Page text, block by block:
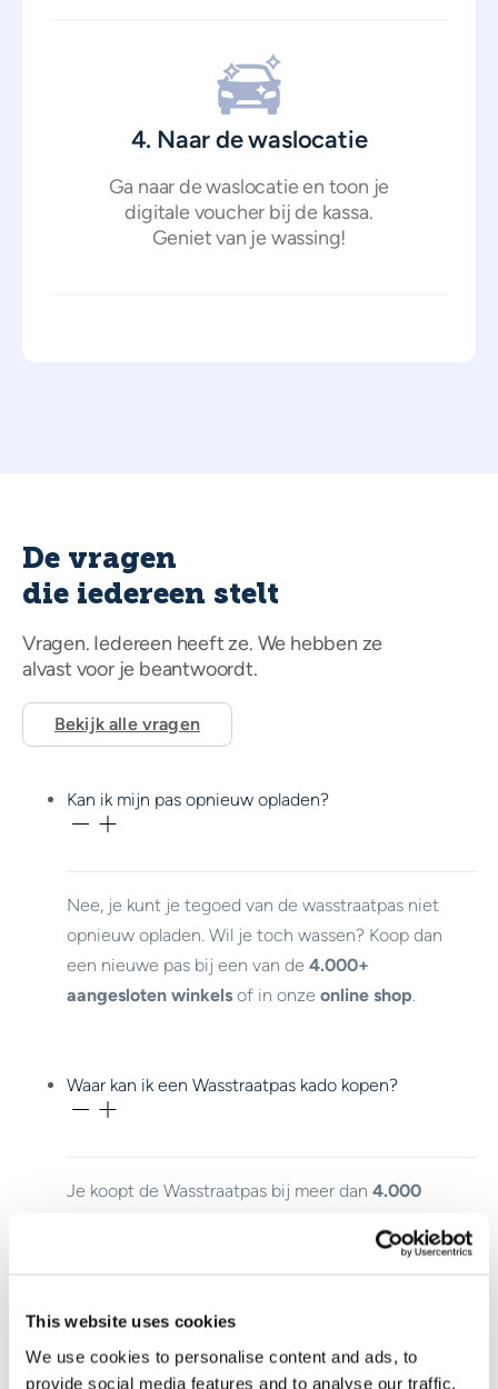
This website uses cookies
We use cookies to personalise content and ads, to
provide social media features and to analyse our traffic.
4. Naar de waslocatie
Ga naar de waslocatie en toon je
digitale voucher bij de kassa.
Geniet van je wassing!
De vragen
die iedereen stelt
Vragen. Iedereen heeft ze. We hebben ze
alvast voor je beantwoordt.
Bekijk alle vragen
Kan ik mijn pas opnieuw opladen?
Nee, je kunt je tegoed van de wasstraatpas niet
opnieuw opladen. Wil je toch wassen? Koop dan
een nieuwe pas bij een van de 4.000+
aangesloten winkels of in onze online shop
Waar kan ik een Wasstraatpas kado kopen?
Je koopt de Wasstraatpas bij meer dan 4.000
Waar kan ik mijn Wasstraapas kado gebruiken?